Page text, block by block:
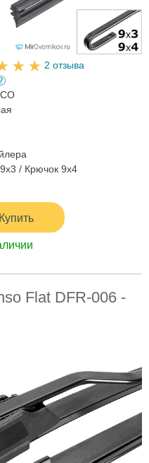
2 отзыва
/ Крючок 9x4
Купить
Flat DFR-006 -